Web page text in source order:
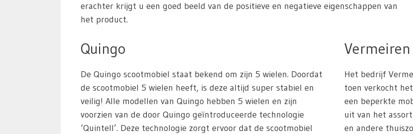
erachter krijgt u een goed beeld van de positieve en negatieve eigenschappen van
het product.
Quingo
De Quingo scootmobiel staat bekend om zijn 5 wielen. Doordat
de scootmobiel 5 wielen heeft, is deze altijd super stabiel en
veilig! Alle modellen van Quingo hebben 5 wielen en zijn
voorzien van de door Quingo geïntroduceerde technologie
‘Quintell’. Deze technologie zorgt ervoor dat de scootmobiel
Vermeiren
Het bedrijf
toen verkocht
een beperkte
uit van het
en andere